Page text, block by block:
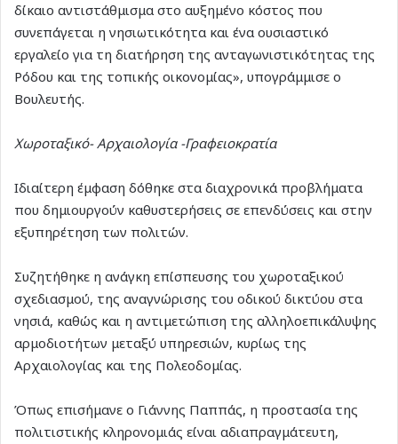
δίκαιο αντιστάθμισμα στο αυξημένο κόστος που
συνεπάγεται η νησιωτικότητα και ένα ουσιαστικό
εργαλείο για τη διατήρηση της ανταγωνιστικότητας της
Ρόδου και της τοπικής οικονομίας», υπογράμμισε ο
Βουλευτής.
Χωροταξικό- Αρχαιολογία -Γραφειοκρατία
Ιδιαίτερη έμφαση δόθηκε στα διαχρονικά προβλήματα
που δημιουργούν καθυστερήσεις σε επενδύσεις και στην
εξυπηρέτηση των πολιτών.
Συζητήθηκε η ανάγκη επίσπευσης του χωροταξικού
σχεδιασμού, της αναγνώρισης του οδικού δικτύου στα
νησιά, καθώς και η αντιμετώπιση της αλληλοεπικάλυψης
αρμοδιοτήτων μεταξύ υπηρεσιών, κυρίως της
Αρχαιολογίας και της Πολεοδομίας.
Όπως επισήμανε ο Γιάννης Παππάς, η προστασία της
πολιτιστικής κληρονομιάς είναι αδιαπραγμάτευτη,